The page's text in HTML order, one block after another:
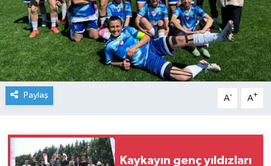
Paylaş A- A+
Kaykayın genç yıldızları